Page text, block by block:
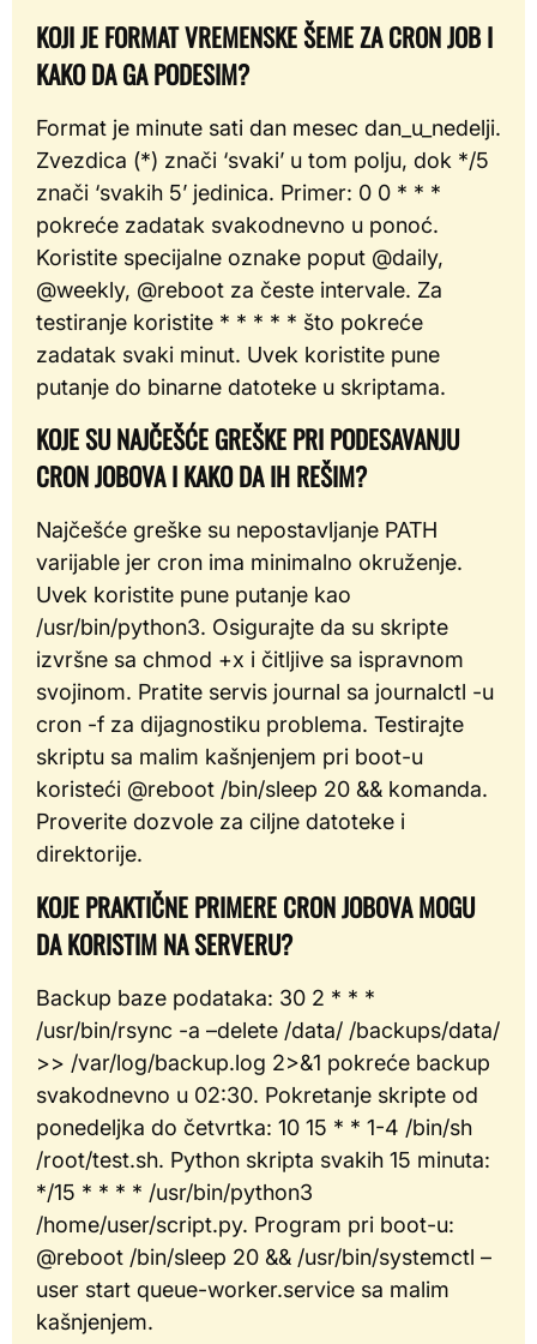
KOJI JE FORMAT VREMENSKE ŠEME ZA CRON JOB I
KAKO DA GA PODESIM?
Format je minute sati dan mesec dan_u_nedelji.
Zvezdica (*) znači ‘svaki’ u tom polju, dok */5
znači ‘svakih 5’ jedinica. Primer: 0 0 * * *
pokreće zadatak svakodnevno u ponoć.
Koristite specijalne oznake poput @daily,
@weekly, @reboot za česte intervale. Za
testiranje koristite * * * * * što pokreće
zadatak svaki minut. Uvek koristite pune
putanje do binarne datoteke u skriptama.
KOJE SU NAJČEŠĆE GREŠKE PRI PODESAVANJU
CRON JOBOVA I KAKO DA IH REŠIM?
Najčešće greške su nepostavljanje PATH
varijable jer cron ima minimalno okruženje.
Uvek koristite pune putanje kao
/usr/bin/python3. Osigurajte da su skripte
izvršne sa chmod +x i čitljive sa ispravnom
svojinom. Pratite servis journal sa journalctl -u
cron -f za dijagnostiku problema. Testirajte
skriptu sa malim kašnjenjem pri boot-u
koristeći @reboot /bin/sleep 20 && komanda.
Proverite dozvole za ciljne datoteke i
direktorije.
KOJE PRAKTIČNE PRIMERE CRON JOBOVA MOGU
DA KORISTIM NA SERVERU?
Backup baze podataka: 30 2 * * *
/usr/bin/rsync -a –delete /data/ /backups/data/
>> /var/log/backup.log 2>&1 pokreće backup
svakodnevno u 02:30. Pokretanje skripte od
ponedeljka do četvrtka: 10 15 * * 1-4 /bin/sh
/root/test.sh. Python skripta svakih 15 minuta:
*/15 * * * * /usr/bin/python3
/home/user/script.py. Program pri boot-u:
@reboot /bin/sleep 20 && /usr/bin/systemctl –
user start queue-worker.service sa malim
kašnjenjem.